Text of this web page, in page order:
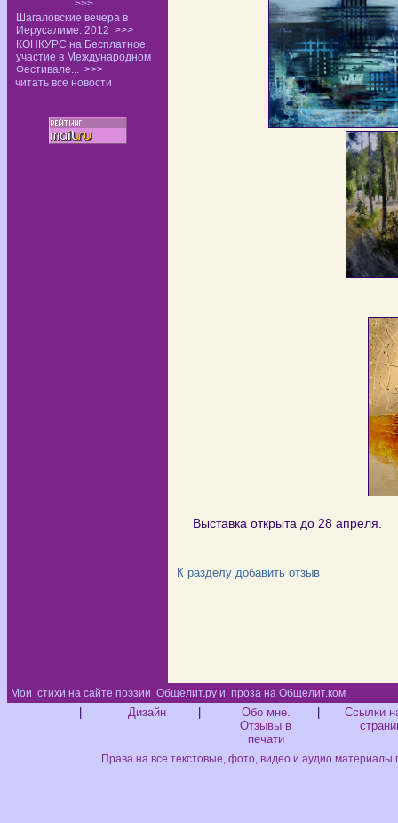
>>>
Шагаловские вечера в
Иерусалиме. 2012 >>>
КОНКУРС на Бесплатное
участие в Международном
Фестивале... >>>
читать все новости
Выставка открыта до 28
К разделу добавить отзыв
Мои стихи на сайте поэзии Общелит.ру и проза на Общелит.ком
Дизайн
Обо мне.
Отзывы в
печати
Ссылки
Права на все текстовые, фото, видео и аудио